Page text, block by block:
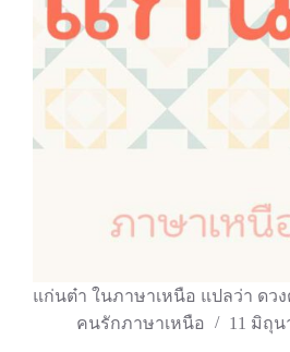
แก่นต๋า ในภาษาเหนือ แปลว่า ดวง
คนรักภาษาเหนือ
11 มิถุน